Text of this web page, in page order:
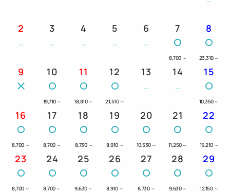
2 3 4 5 6 7
8,700 ～
8
23,310 ～
9 10
19,710 ～
11
18,810 ～
12
21,510 ～
13 14 15
10,350 ～
16
8,700 ～
17
8,700 ～
18
8,730 ～
19
8,910 ～
20
10,530 ～
21
11,250 ～
22
15,210 ～
23
8,700 ～
24
8,700 ～
25
9,630 ～
26
8,910 ～
27
8,730 ～
28
9,630 ～
29
12,150 ～